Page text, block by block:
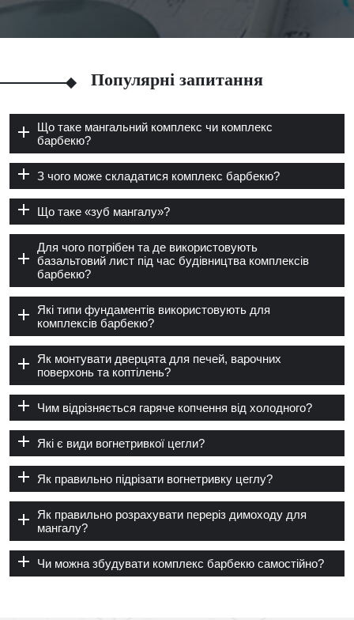
Популярні запитання
Що таке мангальний комплекс чи комплекс
барбекю?
З чого може складатися комплекс барбекю?
Що таке «зуб мангалу»?
Для чого потрібен та де використовують
базальтовий лист під час будівництва комплексів
барбекю?
Які типи фундаментів використовують для
комплексів барбекю?
Як монтувати дверцята для печей, варочних
поверхонь та коптілень?
Чим відрізняється гаряче копчення від холодного?
Які є види вогнетривкої цегли?
Як правильно підрізати вогнетривку цеглу?
Як правильно розрахувати переріз димоходу для
мангалу?
Чи можна збудувати комплекс барбекю самостійно?